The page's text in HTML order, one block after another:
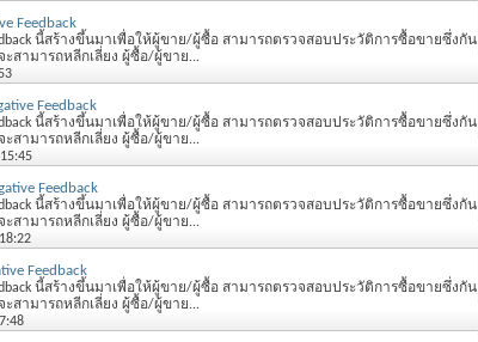
Feedback
นี้สร้างขึ้นมาเพื่อให้ผู้ขาย/ผู้ซื้อ สามารถตรวจสอบประวัติการซื้อขายซึ่งกัน
ะสามารถหลีกเลี่ยง ผู้ซื้อ/ผู้ขาย...
Feedback
นี้สร้างขึ้นมาเพื่อให้ผู้ขาย/ผู้ซื้อ สามารถตรวจสอบประวัติการซื้อขายซึ่งกัน
ะสามารถหลีกเลี่ยง ผู้ซื้อ/ผู้ขาย...
Feedback
นี้สร้างขึ้นมาเพื่อให้ผู้ขาย/ผู้ซื้อ สามารถตรวจสอบประวัติการซื้อขายซึ่งกัน
ะสามารถหลีกเลี่ยง ผู้ซื้อ/ผู้ขาย...
Feedback
นี้สร้างขึ้นมาเพื่อให้ผู้ขาย/ผู้ซื้อ สามารถตรวจสอบประวัติการซื้อขายซึ่งกัน
ะสามารถหลีกเลี่ยง ผู้ซื้อ/ผู้ขาย...